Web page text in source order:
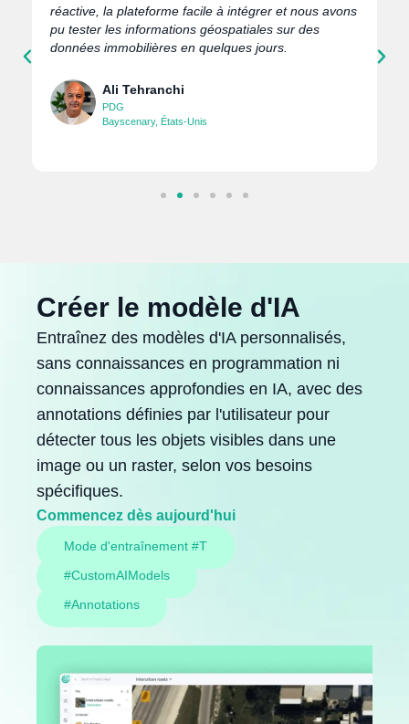
réactive, la plateforme facile à intégrer et nous avons
pu tester les informations géospatiales sur des
données immobilières en quelques jours.
Ali Tehranchi
PDG
Bayscenary, États-Unis
Créer le modèle d'IA
Entraînez des modèles d'IA personnalisés,
sans connaissances en programmation ni
connaissances approfondies en IA, avec des
annotations définies par l'utilisateur pour
détecter tous les objets visibles dans une
image ou un raster, selon vos besoins
spécifiques.
Commencez dès aujourd'hui
Mode d'entraînement #T
#CustomAIModels
#Annotations